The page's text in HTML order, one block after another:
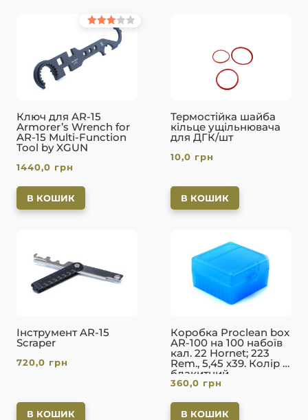
Ключ для AR-15
Armorer’s Wrench for
AR-15 Multi-Function
Tool by XGUN
Оцінено
3.00
з 5
1440,0 грн
В КОШИК
Термостійка шайба
кільце ущільнювача
для ДГК/шт
10,0 грн
В КОШИК
Інструмент AR-15
Scraper
720,0 грн
В КОШИК
Коробка Proclean box
AR-100 на 100 набоїв
кал. 22 Hornet; 223
Rem., 5,45 х39. Колір –
блакитний
360,0 грн
В КОШИК